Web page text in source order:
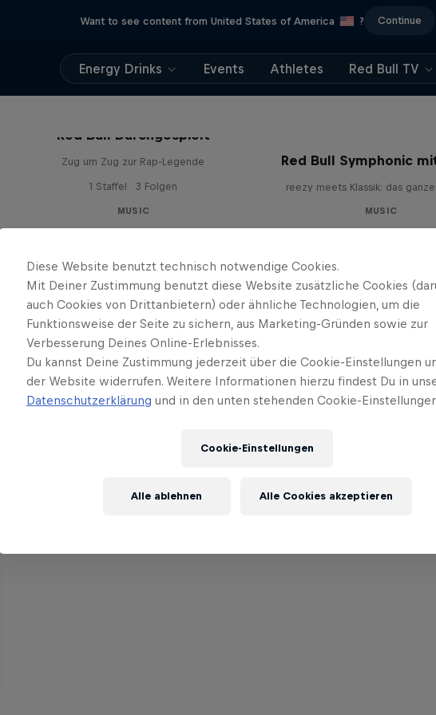
Want to see content from United States of America ? Continue
Energy Drinks Events Athletes Red Bull TV
Red Bull Durchgespielt
Zug um Zug zur Rap-Legende
1 Staffel · 3 Folgen
MUSIC
Red Bull Symphonic
reezy meets Klassik: das
MUSIC
Diese Website benutzt technisch notwendige Cookies.
Mit Deiner Zustimmung benutzt diese Website zusätzliche Cookies
auch Cookies von Drittanbietern) oder ähnliche Technologien, um die
Funktionsweise der Seite zu sichern, aus Marketing-Gründen sowie zur
Verbesserung Deines Online-Erlebnisses.
Du kannst Deine Zustimmung jederzeit über die Cookie-Einstellungen
der Website widerrufen. Weitere Informationen hierzu findest Du in
Datenschutzerklärung und in den unten stehenden Cookie-
Cookie-Einstellungen
Alle ablehnen Alle Cookies akzeptieren